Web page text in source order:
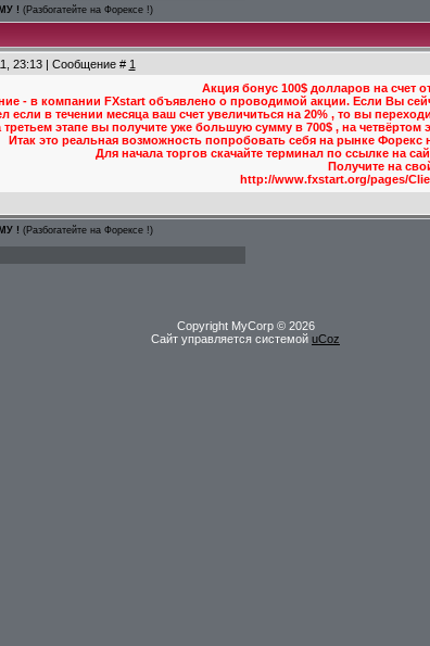
! (Разбогатейте на Форексе !)
23:13 | Сообщение # 1
Акция бонус 100$ долларов на счет
- в компании FXstart объявлено о проводимой акции. Если Вы
если в течении месяца ваш счет увеличиться на 20% , то вы
третьем этапе вы получите уже большую сумму в 700$ , на
Итак это реальная возможность попробовать себя на рынке
Для начала торгов скачайте терминал по ссылке на
Получите на
http://www.fxstart.org/pages/
! (Разбогатейте на Форексе !)
Copyright MyCorp © 2026
Сайт управляется системой uCoz